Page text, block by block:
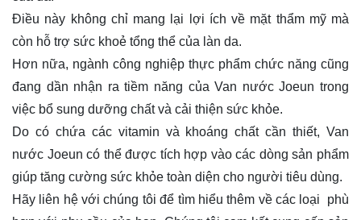
Điều này không chỉ mang lại lợi ích về mặt thẩm mỹ mà
còn hỗ trợ sức khoẻ tổng thể của làn da.
Hơn nữa, ngành công nghiệp thực phẩm chức năng cũng
đang dần nhận ra tiềm năng của Van nước Joeun trong
việc bổ sung dưỡng chất và cải thiện sức khỏe.
Do có chứa các vitamin và khoáng chất cần thiết, Van
nước Joeun có thể được tích hợp vào các dòng sản phẩm
giúp tăng cường sức khỏe toàn diện cho người tiêu dùng.
Hãy liên hệvới chúng tôi để tìm hiểu thêm về các loại phù